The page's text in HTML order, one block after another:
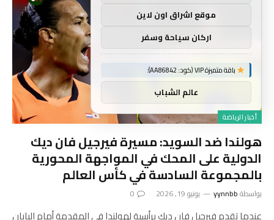
أخبار الرياضة
هولندا ضد السويد: مسيرة فيرجيل فان ديك
الدولية على المحك في المواجهة المحورية
بالمجموعة السادسة في كأس العالم
بواسطةyynnbb يونيو 19, 2026 0
عندما تقدم فيرجيل فان ديك برأسية لهولندا في المقدمة أمام اليابان
موقع اشراق اون لاين
اركان سياحة وسفر
باقة متميزة VIP (كود: AA86842):
عالم الشباب